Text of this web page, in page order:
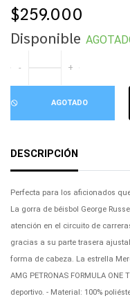
Precio
habitual
$259.000
Disponible
- +
AGOTADO
DESCRIPCIÓN
Perfecta para los aficionados
La gorra de béisbol George
atención en el circuito de
gracias a su parte trasera
forma de cabeza. La estrella
AMG PETRONAS FORMULA
deportivo. - Material: 100%